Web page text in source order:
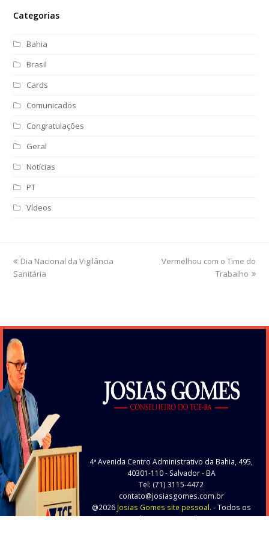
Categorias
Bahia
Brasil
Cards
Comunicados
Congratulações
Geral
Notícias
PT
Vídeos
previous
post:
Dia Nacional da Vigilância
Sanitária
next
Vermelhou com o Time do
Trabalho
4ª Avenida Centro Administrativo da Bahia, 495,
40301-110- Salvador - BA
Tel: (71) 3115-4472
contato@josiasgomes.com.br
@2026 Josias Gomes site pessoal. - Todos os
direitos reservados